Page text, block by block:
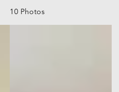
10 Photos